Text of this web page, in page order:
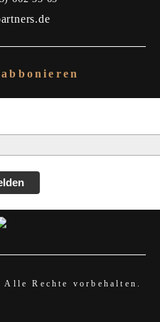
Alle Rechte vorbehalten.